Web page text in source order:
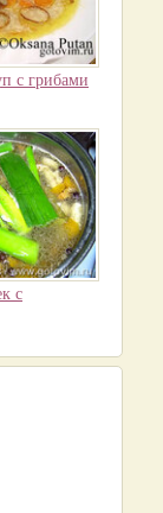
с грибами
с